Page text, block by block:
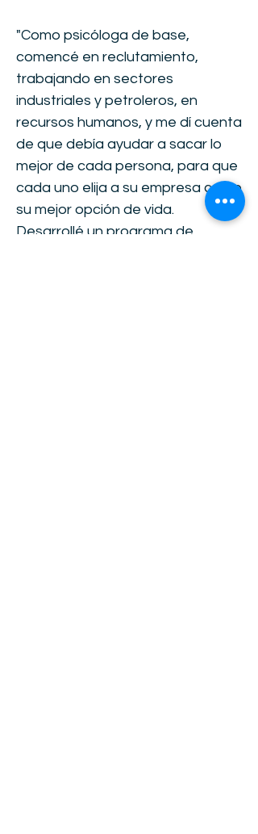
"Como psicóloga de base,
comencé en reclutamiento,
trabajando en sectores
industriales y petroleros, en
recursos humanos, y me dí cuenta
de que debía ayudar a sacar lo
mejor de cada persona, para que
cada uno elija a su empresa como
su mejor opción de vida.
Desarrollé un programa de